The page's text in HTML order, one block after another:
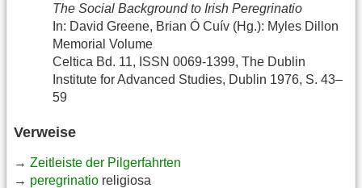
The Social Background to Irish Peregrinatio
In: David Greene, Brian Ó Cuív (Hg.): Myles Dillon
Memorial Volume
Celtica Bd. 11, ISSN 0069-1399, The Dublin
Institute for Advanced Studies, Dublin 1976, S. 43–
59
Verweise
→ Zeitleiste der Pilgerfahrten
→ peregrinatio religiosa